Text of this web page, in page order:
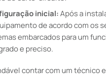
inicial:Após a
de acordo com os
embarcados para um
e preciso.
contar com um técnico